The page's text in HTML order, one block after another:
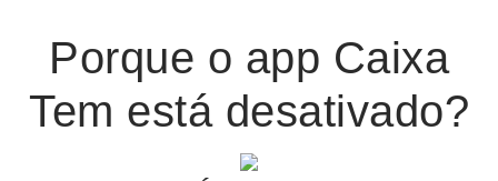
Porque o app Caixa
Tem está desativado?